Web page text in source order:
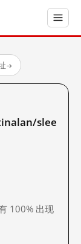
→
slee
100% 出现